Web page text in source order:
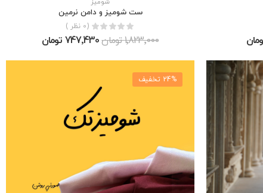
ست شوميز و دامن نرمين
(0 نظر )
1٬823٬000 تومان 747٬430 تومان
24% تخفیف